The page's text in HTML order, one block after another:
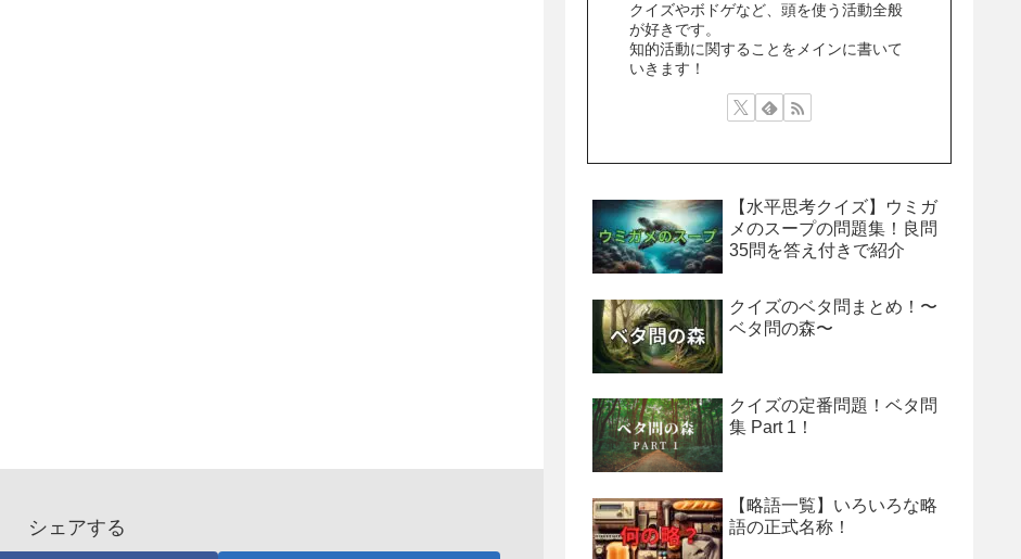
シェアする
クイズやボドゲなど、頭を使う活動全般
が好きです。
知的活動に関することをメインに書いて
いきます！
【水平思考クイズ】ウミガ
メのスープの問題集！良問
35問を答え付きで紹介
クイズのベタ問まとめ！〜
ベタ問の森〜
クイズの定番問題！ベタ問
集 Part 1！
【略語一覧】いろいろな略
語の正式名称！